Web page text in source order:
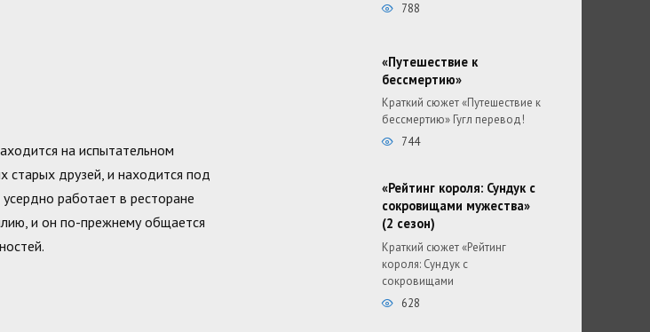
на испытательном
старых друзей, и находится под
работает в ресторане
и он по-прежнему общается
788
«Путешествие к
бессмертию»
Краткий сюжет «Путешествие к
бессмертию» Гугл перевод!
744
«Рейтинг короля: Сундук с
сокровищами мужества»
(2 сезон)
Краткий сюжет «Рейтинг
короля: Сундук с
сокровищами
628